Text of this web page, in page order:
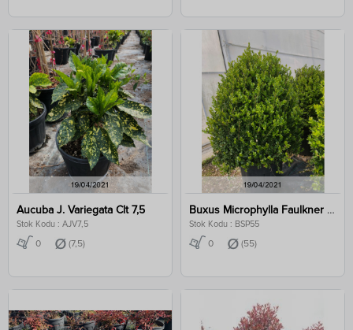
Aucuba J. Variegata Clt 7,5
Stok Kodu : AJV7,5
0 (7,5)
Buxus Microphylla Faulkner Pyramiladis Clt 55
Stok Kodu : BSP55
0 (55)